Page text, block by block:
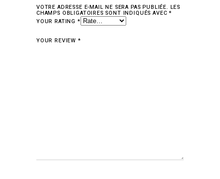
VOTRE ADRESSE E-MAIL NE SERA PAS PUBLIÉE. LES
CHAMPS OBLIGATOIRES SONT INDIQUÉS AVEC*
YOUR RATING *
YOUR REVIEW *